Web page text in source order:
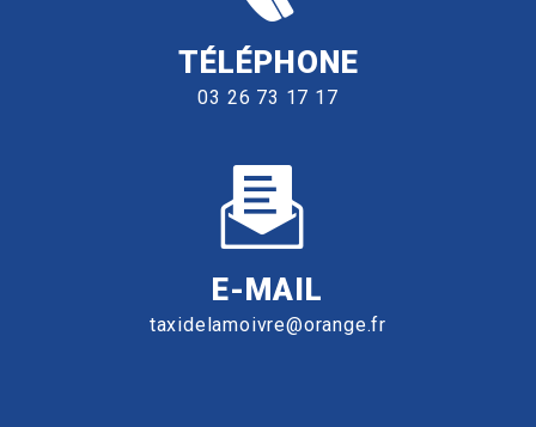
TÉLÉPHONE
03 26 73 17 17
E-MAIL
taxidelamoivre@orange.fr